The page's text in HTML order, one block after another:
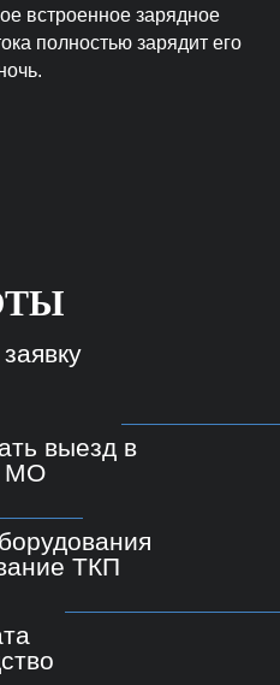
встроенное зарядное
полностью зарядит его
ТКП
выезд в
МО